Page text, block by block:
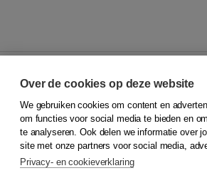
© 2026Koninklijke Boom uitgevers
Klantenservice
Service & informatie
Contact
Over de cookies op deze website
We gebruiken cookies om content en
om functies voor social media te bieden en
te analyseren. Ook delen we informatie over
site met onze partners voor social media,
Privacy- en cookieverklaring